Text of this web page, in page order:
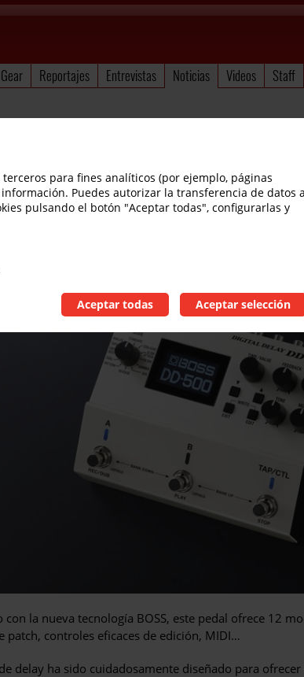
Gear Reportajes Entrevistas Noticias Videos Staff
el delay DD-500
con la nueva tecnología BOSS, este pedal ofrece 12
patch, controles eficaces de edición, MIDI…
delay ha sido cuidadosamente diseñado para
para fines analíticos (por ejemplo, páginas
Puedes autorizar la transferencia de datos a
pulsando el botón "Aceptar todas", configurarlas y
Aceptar todas Aceptar selección